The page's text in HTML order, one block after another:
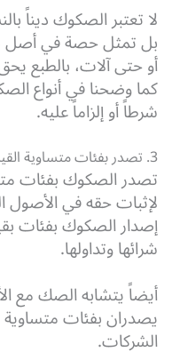
لا تعتبر الصكوك ديناً
بل تمثل حصة في أصل
أو حتى آلات، بالطبع
كما وضحنا في أنواع
شرطاً أو إلزاماً عليه.
3. تصدر بفئات متساوية القيمة
تصدر الصكوك بفئات
لإثبات حقه في الأصول
إصدار الصكوك بفئات
شرائها وتداولها.
أيضاً يتشابه الصك مع
يصدران بفئات
الشركات.